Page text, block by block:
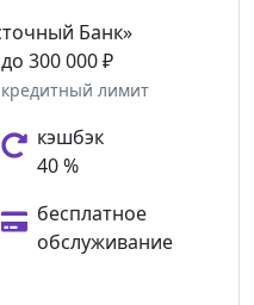
до 300 000 ₽
кредитный лимит
кэшбэк
40 %
бесплатное
обслуживание